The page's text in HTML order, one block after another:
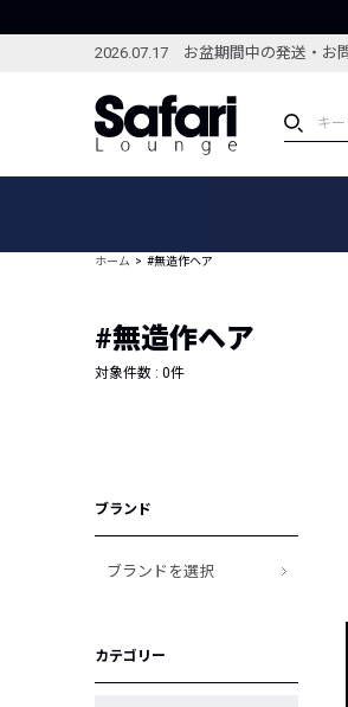
2026.07.17 お盆期間中の発送・お
ブランドから探す
新着アイテム
編集部のおすすめアイテム
ホーム #無造作ヘア
#無造作ヘア
対象件数 : 0件
ブランド
ブランドを選択
カテゴリー